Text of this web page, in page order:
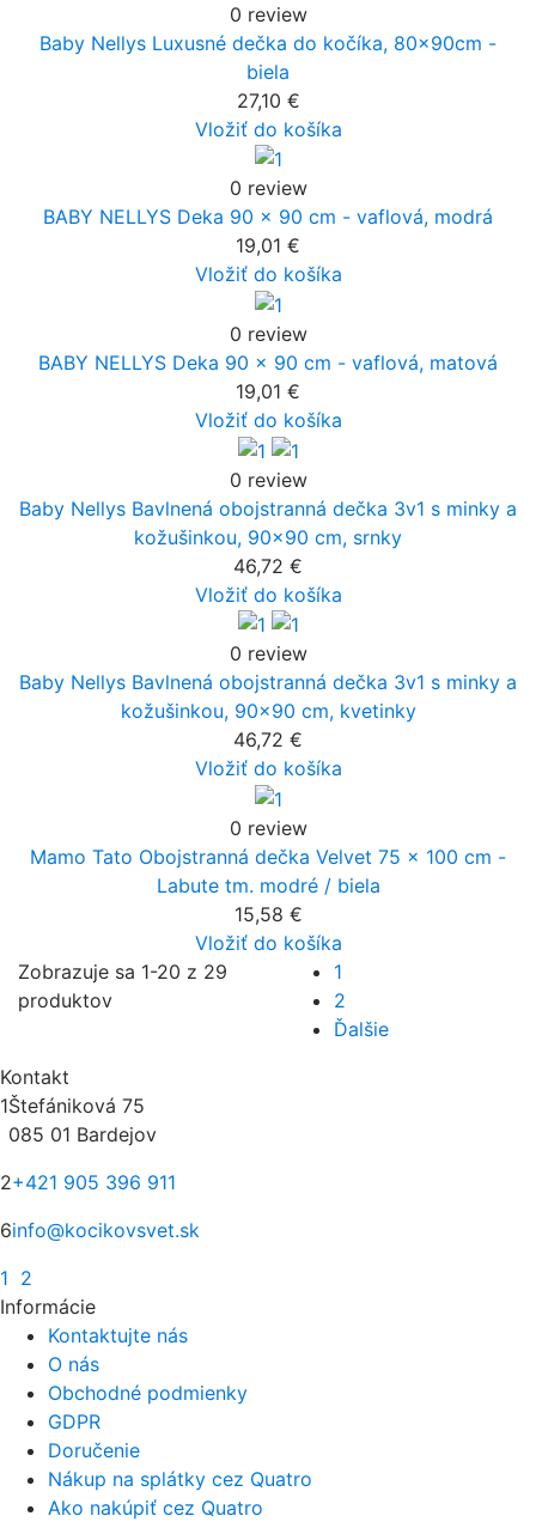
0 review
Baby Nellys Luxusné dečka do kočíka, 80x90cm -
biela
27,10 €
Vložiť do košíka
0 review
BABY NELLYS Deka 90 x 90 cm - vaflová, modrá
19,01 €
Vložiť do košíka
0 review
BABY NELLYS Deka 90 x 90 cm - vaflová, matová
19,01 €
Vložiť do košíka
0 review
Baby Nellys Bavlnená obojstranná dečka 3v1 s minky a
kožušinkou, 90x90 cm, srnky
46,72 €
Vložiť do košíka
0 review
Baby Nellys Bavlnená obojstranná dečka 3v1 s minky a
kožušinkou, 90x90 cm, kvetinky
46,72 €
Vložiť do košíka
0 review
Mamo Tato Obojstranná dečka Velvet 75 x 100 cm -
Labute tm. modré / biela
15,58 €
Vložiť do košíka
Zobrazuje sa 1-20 z 29
produktov
1
2
Ďalšie
Kontakt
1Štefániková 75
085 01 Bardejov
2+421 905 396 911
6info@kocikovsvet.sk
1 2
Informácie
Kontaktujte nás
O nás
Obchodné podmienky
GDPR
Doručenie
Nákup na splátky cez Quatro
Ako nakúpiť cez Quatro